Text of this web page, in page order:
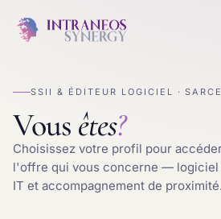
SSII & ÉDITEUR LOGICIEL ·
Vous êtes?
Choisissez votre profil pour
l'offre qui vous concerne — logiciel
IT et accompagnement de proximité.